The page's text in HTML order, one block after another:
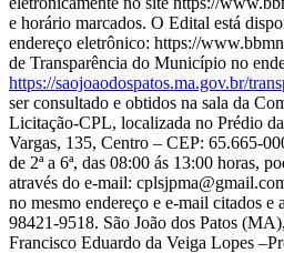
e horário marcados. O Edital está
endereço eletrônico: https://
de Transparência do Município no
https://saojoaodospatos.ma.gov.br/
ser consultado e obtidos na sala da
Licitação-CPL, localizada no Prédio
Vargas, 135, Centro – CEP: 65.665-
de 2ª a 6ª, das 08:00 ás 13:00 horas,
através do e-mail:
no mesmo endereço e e-mail citados
98421-9518. São João dos Patos
Francisco Eduardo da Veiga Lopes